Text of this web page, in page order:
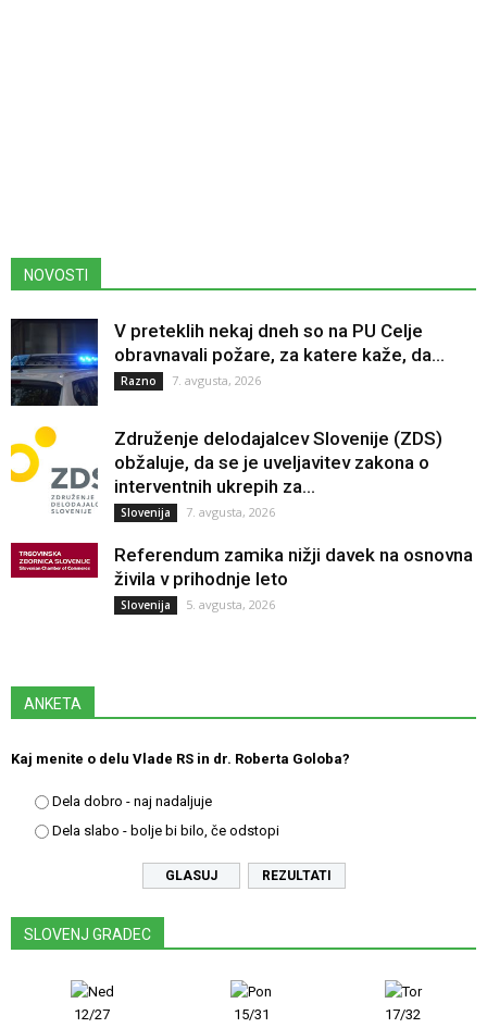
NOVOSTI
V preteklih nekaj dneh so na PU Celje
obravnavali požare, za katere kaže, da...
Razno 7. avgusta, 2026
Združenje delodajalcev Slovenije (ZDS)
obžaluje, da se je uveljavitev zakona o
interventnih ukrepih za...
Slovenija 7. avgusta, 2026
Referendum zamika nižji davek na osnovna
živila v prihodnje leto
Slovenija 5. avgusta, 2026
ANKETA
Kaj menite o delu Vlade RS in dr. Roberta Goloba?
Dela dobro - naj nadaljuje
Dela slabo - bolje bi bilo, če odstopi
REZULTATI
SLOVENJ GRADEC
12/27
15/31
17/32